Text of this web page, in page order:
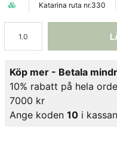
Katarina ruta nr.330
Köp mer - Betala
10% rabatt på hela
7000 kr
Ange koden 10 i kassan